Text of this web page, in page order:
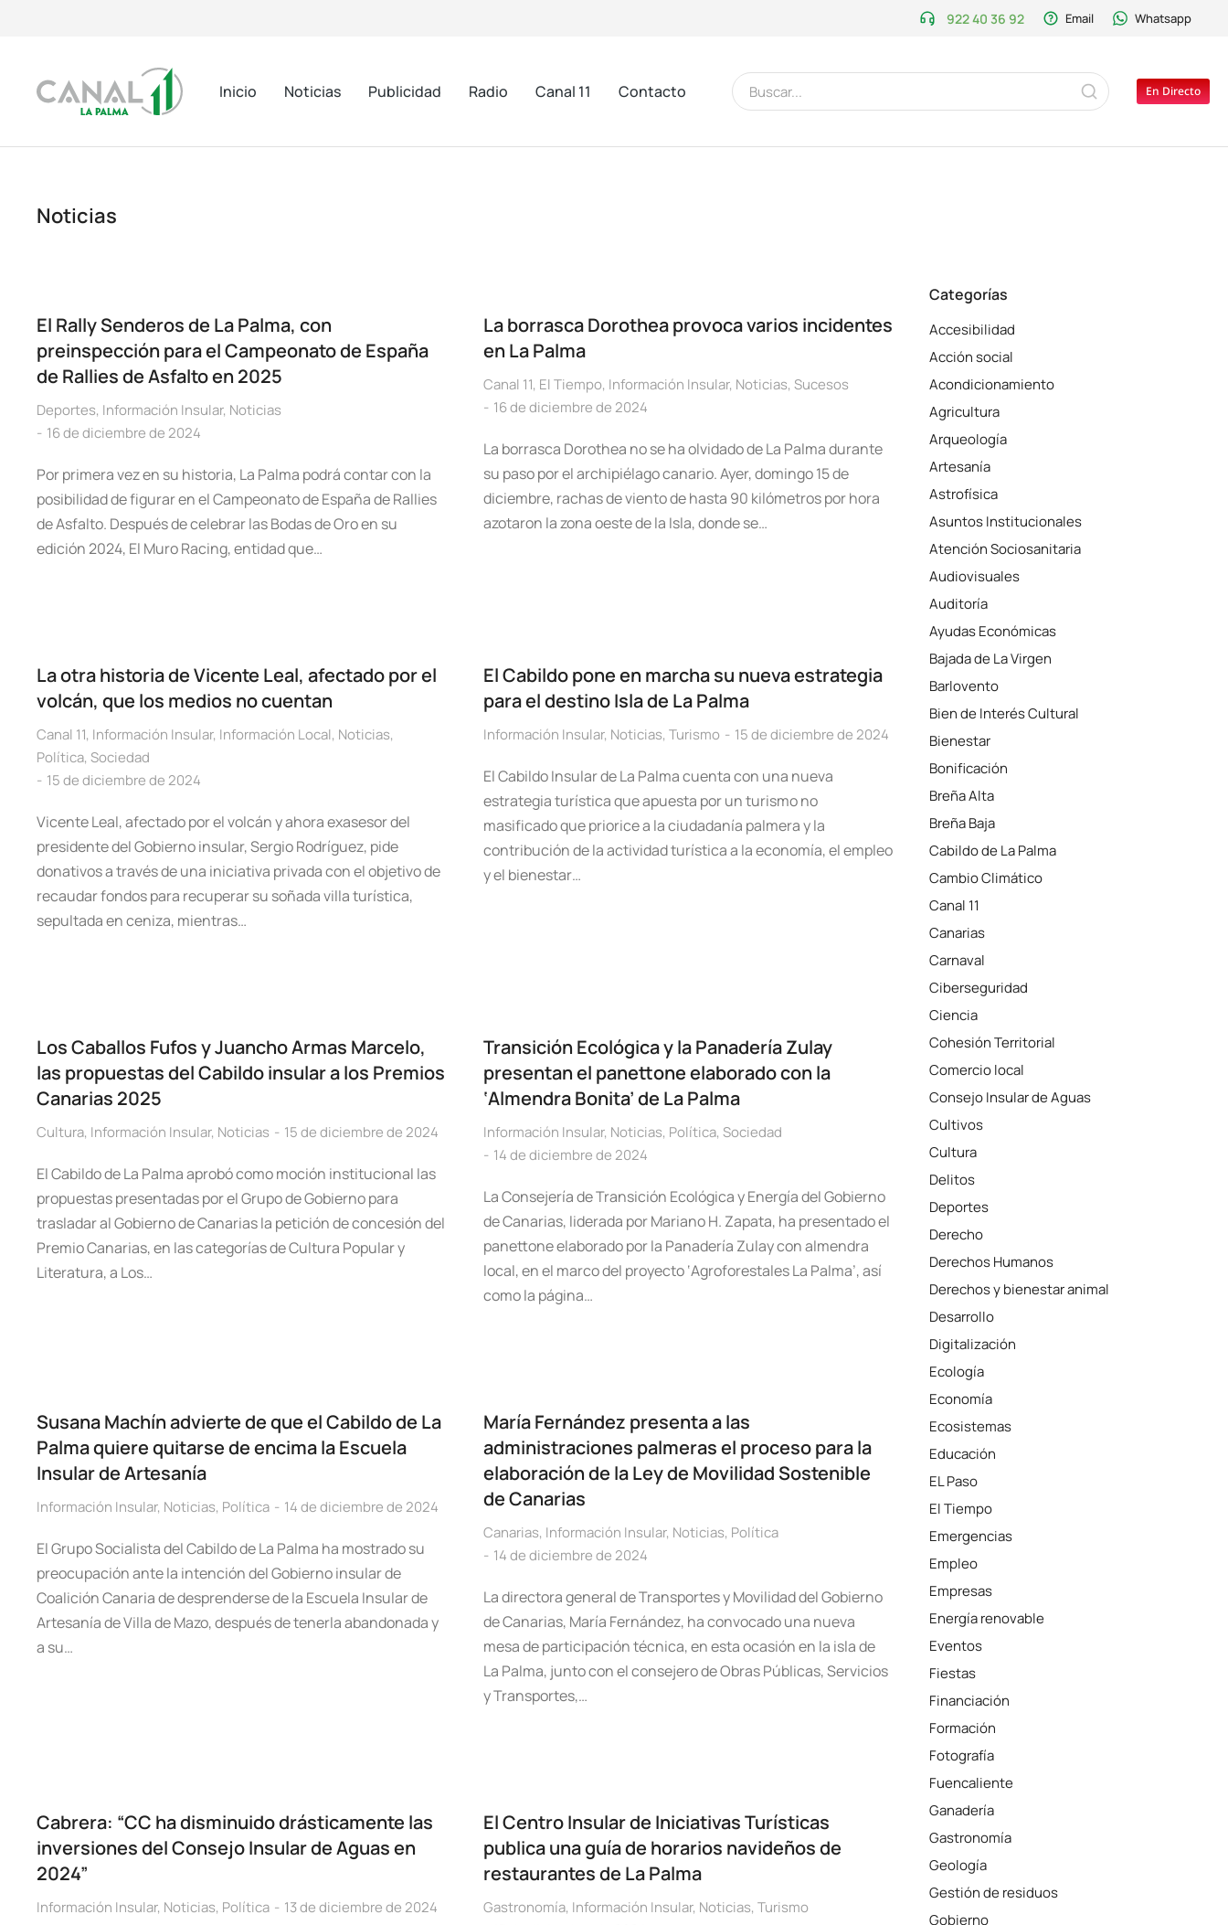
922 40 36 92 Email Whatsapp
Inicio Noticias Publicidad Radio Canal 11 Contacto En Directo
Noticias
El Rally Senderos de La Palma, con
preinspección para el Campeonato de España
de Rallies de Asfalto en 2025
Deportes, Información Insular, Noticias
16 de diciembre de 2024
Por primera vez en su historia, La Palma podrá contar con la
posibilidad de figurar en el Campeonato de España de Rallies
de Asfalto. Después de celebrar las Bodas de Oro en su
edición 2024, El Muro Racing, entidad que…
La borrasca Dorothea provoca varios incidentes
en La Palma
Canal 11, El Tiempo, Información Insular, Noticias, Sucesos
16 de diciembre de 2024
La borrasca Dorothea no se ha olvidado de La Palma durante
su paso por el archipiélago canario. Ayer, domingo 15 de
diciembre, rachas de viento de hasta 90 kilómetros por hora
azotaron la zona oeste de la Isla, donde se…
La otra historia de Vicente Leal, afectado por el
volcán, que los medios no cuentan
Canal 11, Información Insular, Información Local, Noticias,
Política, Sociedad
15 de diciembre de 2024
Vicente Leal, afectado por el volcán y ahora exasesor del
presidente del Gobierno insular, Sergio Rodríguez, pide
donativos a través de una iniciativa privada con el objetivo de
recaudar fondos para recuperar su soñada villa turística,
sepultada en ceniza, mientras…
El Cabildo pone en marcha su nueva estrategia
para el destino Isla de La Palma
Información Insular, Noticias, Turismo 15 de diciembre de 2024
El Cabildo Insular de La Palma cuenta con una nueva
estrategia turística que apuesta por un turismo no
masificado que priorice a la ciudadanía palmera y la
contribución de la actividad turística a la economía, el empleo
y el bienestar…
Los Caballos Fufos y Juancho Armas Marcelo,
las propuestas del Cabildo insular a los Premios
Canarias 2025
Cultura, Información Insular, Noticias 15 de diciembre de 2024
El Cabildo de La Palma aprobó como moción institucional las
propuestas presentadas por el Grupo de Gobierno para
trasladar al Gobierno de Canarias la petición de concesión del
Premio Canarias, en las categorías de Cultura Popular y
Literatura, a Los…
Transición Ecológica y la Panadería Zulay
presentan el panettone elaborado con la
‘Almendra Bonita’ de La Palma
Información Insular, Noticias, Política, Sociedad
14 de diciembre de 2024
La Consejería de Transición Ecológica y Energía del Gobierno
de Canarias, liderada por Mariano H. Zapata, ha presentado el
panettone elaborado por la Panadería Zulay con almendra
local, en el marco del proyecto ‘Agroforestales La Palma’, así
como la página…
Susana Machín advierte de que el Cabildo de La
Palma quiere quitarse de encima la Escuela
Insular de Artesanía
Información Insular, Noticias, Política 14 de diciembre de 2024
El Grupo Socialista del Cabildo de La Palma ha mostrado su
preocupación ante la intención del Gobierno insular de
Coalición Canaria de desprenderse de la Escuela Insular de
Artesanía de Villa de Mazo, después de tenerla abandonada y
a su…
María Fernández presenta a las
administraciones palmeras el proceso para la
elaboración de la Ley de Movilidad Sostenible
de Canarias
Canarias, Información Insular, Noticias, Política
14 de diciembre de 2024
La directora general de Transportes y Movilidad del Gobierno
de Canarias, María Fernández, ha convocado una nueva
mesa de participación técnica, en esta ocasión en la isla de
La Palma, junto con el consejero de Obras Públicas, Servicios
y Transportes,…
Cabrera: “CC ha disminuido drásticamente las
inversiones del Consejo Insular de Aguas en
2024”
Información Insular, Noticias, Política 13 de diciembre de 2024
El Centro Insular de Iniciativas Turísticas
publica una guía de horarios navideños de
restaurantes de La Palma
Gastronomía, Información Insular, Noticias, Turismo
Categorías
Accesibilidad
Acción social
Acondicionamiento
Agricultura
Arqueología
Artesanía
Astrofísica
Asuntos Institucionales
Atención Sociosanitaria
Audiovisuales
Auditoría
Ayudas Económicas
Bajada de La Virgen
Barlovento
Bien de Interés Cultural
Bienestar
Bonificación
Breña Alta
Breña Baja
Cabildo de La Palma
Cambio Climático
Canal 11
Canarias
Carnaval
Ciberseguridad
Ciencia
Cohesión Territorial
Comercio local
Consejo Insular de Aguas
Cultivos
Cultura
Delitos
Deportes
Derecho
Derechos Humanos
Derechos y bienestar animal
Desarrollo
Digitalización
Ecología
Economía
Ecosistemas
Educación
EL Paso
El Tiempo
Emergencias
Empleo
Empresas
Energía renovable
Eventos
Fiestas
Financiación
Formación
Fotografía
Fuencaliente
Ganadería
Gastronomía
Geología
Gestión de residuos
Gobierno